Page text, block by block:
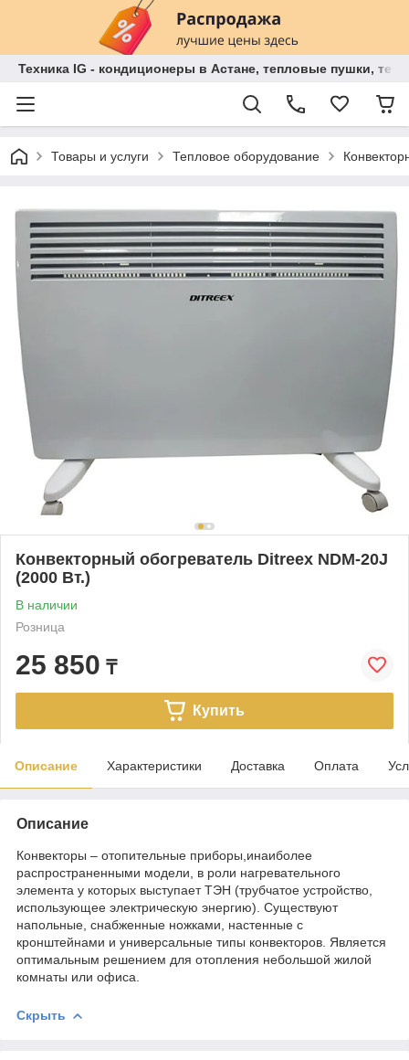
Техника IG - кондиционеры в Астане, тепловые пушки,
Товары и услуги Тепловое оборудование
Конвекторный обогреватель Ditreex NDM-20J
(2000 Вт.)
В наличии
Розница
25 850 ₸
Купить
Описание Характеристики Доставка Оплата
Описание
Конвекторы – отопительные приборы,инаиболее
распространенными модели, в роли нагревательного
элемента у которых выступает ТЭН (трубчатое устройство,
использующее электрическую энергию). Существуют
напольные, снабженные ножками, настенные с
кронштейнами и универсальные типы конвекторов. Является
оптимальным решением для отопления небольшой жилой
комнаты или офиса.
Скрыть